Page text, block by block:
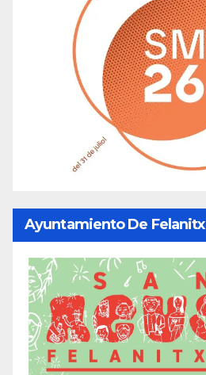
Ayuntamiento De Felanitx